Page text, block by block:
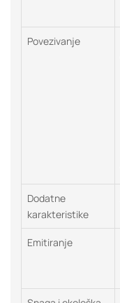
Povezivanje
Dodatne
karakteristike
Emitiranje